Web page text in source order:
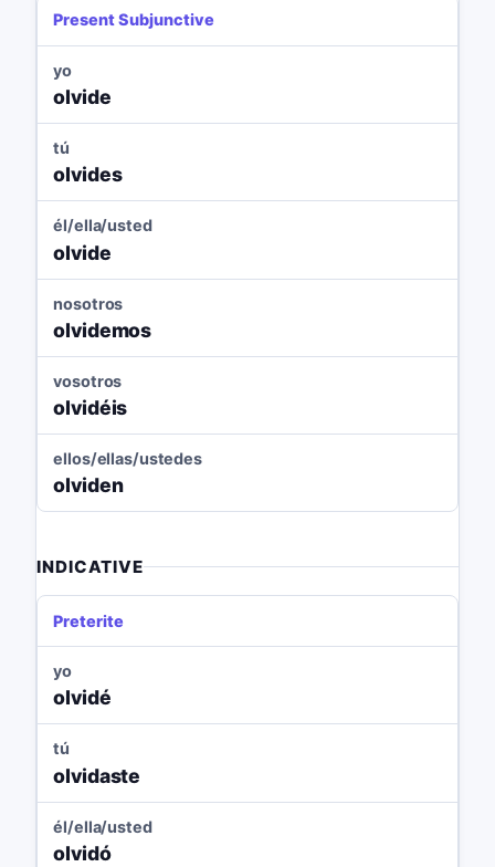
Present Subjunctive
yo
olvide
tú
olvides
él/ella/usted
olvide
nosotros
olvidemos
vosotros
olvidéis
ellos/ellas/ustedes
olviden
INDICATIVE
Preterite
yo
olvidé
tú
olvidaste
él/ella/usted
olvidó